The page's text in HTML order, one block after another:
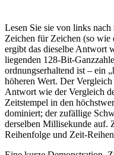
Lesen Sie sie von links
Zeichen für Zeichen (so wie
ergibt das dieselbe Antwort
liegenden 128-Bit-
ordnungserhaltend ist – ein
höheren Wert. Der
Antwort wie der Vergleich
Zeitstempel in den
dominiert; der zufällige
derselben Millisekunde auf.
Reihenfolge und Zeit-